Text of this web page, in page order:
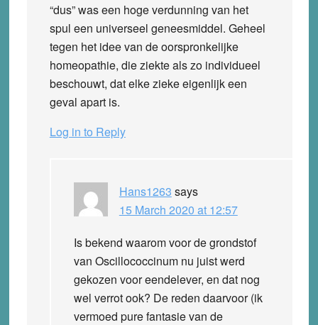
“dus” was een hoge verdunning van het
spul een universeel geneesmiddel. Geheel
tegen het idee van de oorspronkelijke
homeopathie, die ziekte als zo individueel
beschouwt, dat elke zieke eigenlijk een
geval apart is.
Log in to Reply
Hans1263 says
15 March 2020 at 12:57
Is bekend waarom voor de grondstof
van Oscillococcinum nu juist werd
gekozen voor eendelever, en dat nog
wel verrot ook? De reden daarvoor (ik
vermoed pure fantasie van de